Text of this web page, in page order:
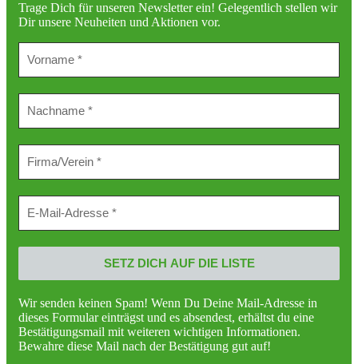
Trage Dich für unseren Newsletter ein! Gelegentlich stellen wir
Dir unsere Neuheiten und Aktionen vor.
Wir senden keinen Spam! Wenn Du Deine Mail-Adresse in
dieses Formular einträgst und es absendest, erhältst du eine
Bestätigungsmail mit weiteren wichtigen Informationen.
Bewahre diese Mail nach der Bestätigung gut auf!